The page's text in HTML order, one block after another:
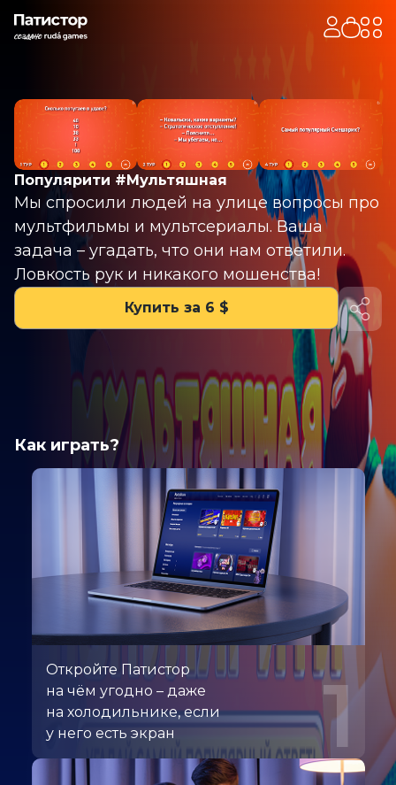
Популярити #Мультяшная
Мы спросили людей на улице вопросы про
мультфильмы и мультсериалы. Ваша
задача – угадать, что они нам ответили.
Ловкость рук и никакого мошенства!
Купить за 6 $
Как играть?
Откройте Патистор
на чём угодно – даже
на холодильнике, если
у него есть экран
1